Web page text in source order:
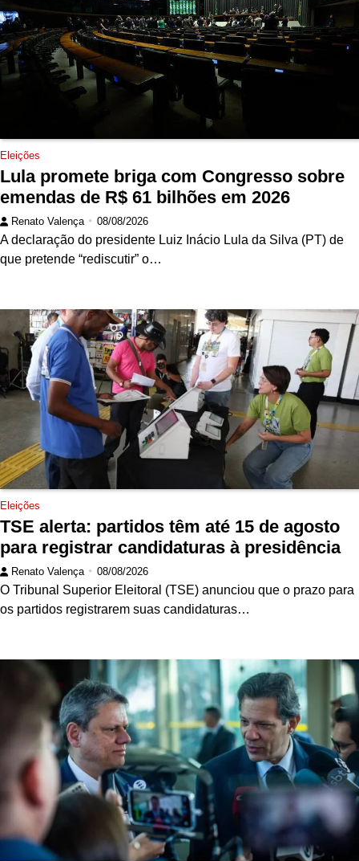
Eleições
Lula promete briga com Congresso sobre
emendas de R$ 61 bilhões em 2026
Renato Valença 08/08/2026
A declaração do presidente Luiz Inácio Lula da Silva (PT) de
que pretende “rediscutir” o…
Eleições
TSE alerta: partidos têm até 15 de agosto
para registrar candidaturas à presidência
Renato Valença 08/08/2026
O Tribunal Superior Eleitoral (TSE) anunciou que o prazo para
os partidos registrarem suas candidaturas…